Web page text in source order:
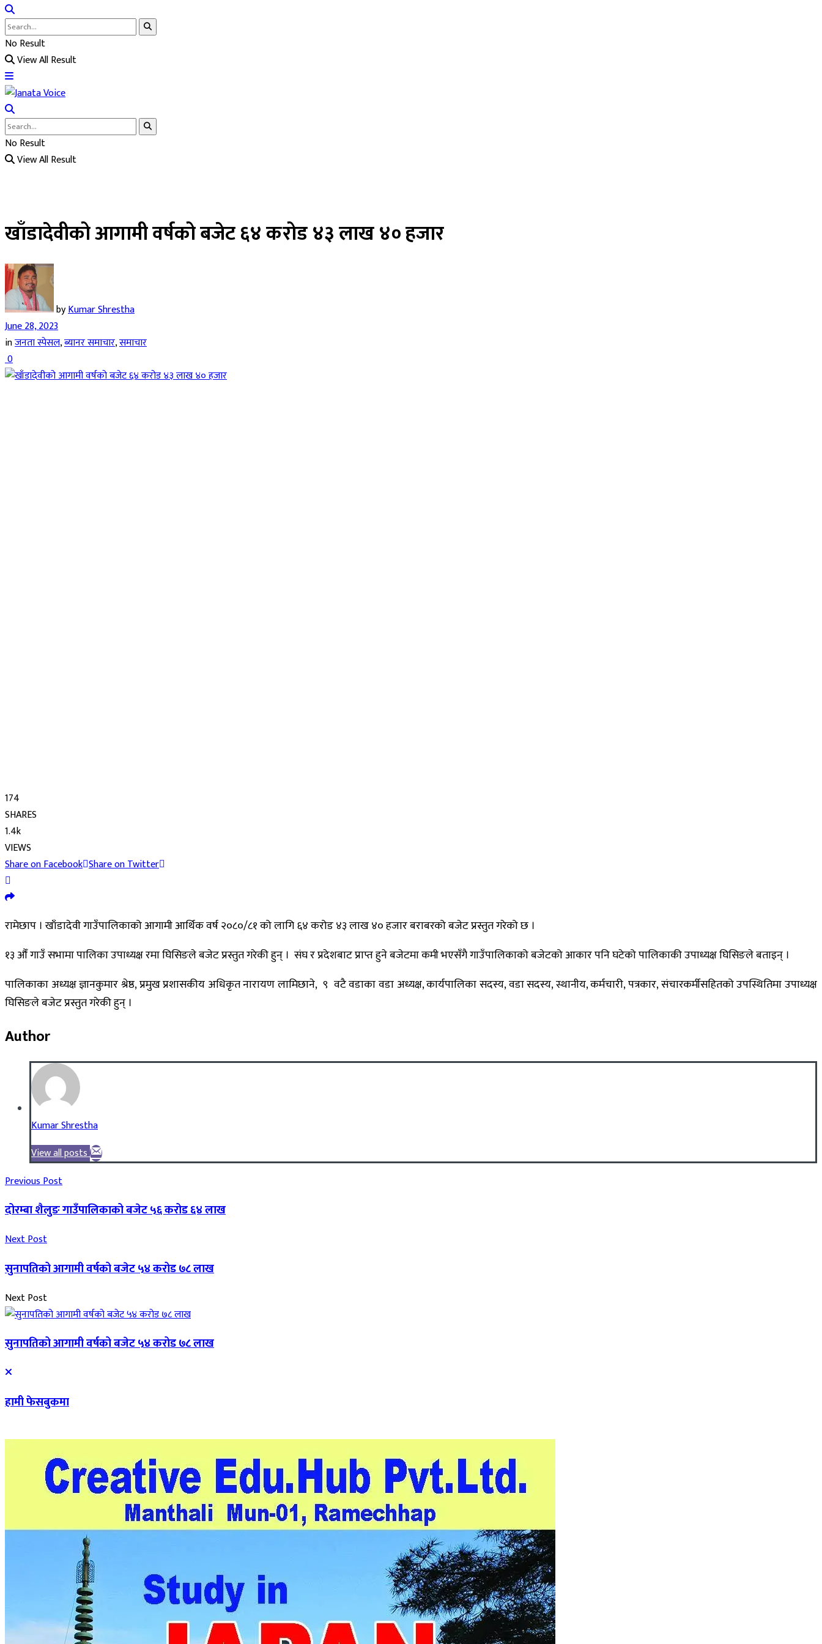
No Result
View All Result
No Result
View All Result
खाँडादेवीको आगामी वर्षको बजेट ६४ करोड ४३ लाख ४० हजार
byKumar Shrestha
June 28, 2023
inजनता स्पेसल,ब्यानर समाचार,समाचार
0
174
SHARES
1.4k
VIEWS
Share on Facebook Share on Twitter
रामेछाप । खाँडादेवी गाउँपालिकाको आगामी आर्थिक वर्ष २०८०/८१ को लागि ६४ करोड ४३ लाख ४० हजार बराबरको बजेट प्रस्तुत गरेको छ ।
१३ औँ गाउँ सभामा पालिका उपाध्यक्ष रमा घिसिङले बजेट प्रस्तुत गरेकी हुन् । संघ र प्रदेशबाट प्राप्त हुने बजेटमा कमी भएसँगै गाउँपालिकाको बजेटको आकार पनि घटेको पालिकाकी उपाध्यक्ष घिसिङले बताइन् ।
पालिकाका अध्यक्ष ज्ञानकुमार श्रेष्ठ, प्रमुख प्रशासकीय अधिकृत नारायण लामिछाने, ९ वटै वडाका वडा अध्यक्ष, कार्यपालिका सदस्य, वडा सदस्य, स्थानीय, कर्मचारी, पत्रकार, संचारकर्मीसहितको उपस्थितिमा उपाध्यक्ष
घिसिङले बजेट प्रस्तुत गरेकी हुन् ।
Author
Kumar Shrestha
View all posts
Previous Post
दोरम्बा शैलुङ गाउँपालिकाको बजेट ५६ करोड ६४ लाख
Next Post
सुनापतिको आगामी वर्षको बजेट ५४ करोड ७८ लाख
Next Post
सुनापतिको आगामी वर्षको बजेट ५४ करोड ७८ लाख
हामी फेसबुकमा